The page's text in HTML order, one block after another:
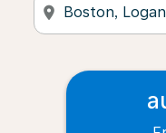
location_on